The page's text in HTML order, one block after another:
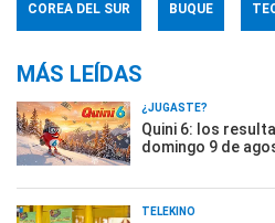
COREA DEL SUR BUQUE
MÁS LEÍDAS
¿JUGASTE?
Quini 6: los
domingo 9 de
TELEKINO